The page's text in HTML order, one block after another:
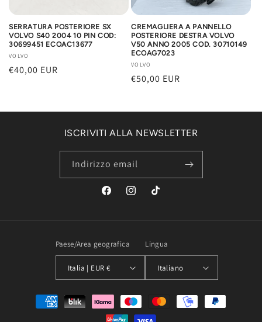
SERRATURA POSTERIORE SX
VOLVO S40 2004 10 PIN COD:
30699451 ECOAC13677
Produttore:
VOLVO
Prezzo
€40,00 EUR
CREMAGLIERA A PANNELLO
POSTERIORE DESTRA VOLVO
V50 ANNO 2005 COD. 30710149
ECOAG7023
Produttore:
VOLVO
Prezzo
€50,00 EUR
ISCRIVITI ALLA NEWSLETTER
Indirizzo email
FacebookInstagramTikTok
Paese/Area geografica
Italia | EUR €
Lingua
Italiano
Metodi